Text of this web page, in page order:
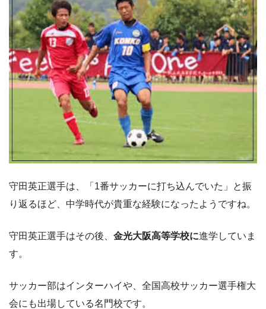
守田英正選手は、「1番サッカーに打ち込んでいた」と振
り返るほど、中学時代が貴重な経験になったようですね。
守田英正選手はその後、 金光大阪高等学校に進学していま
す。
サッカー部はインターハイや、全国高校サッカー選手権大
会にも出場している名門校です。